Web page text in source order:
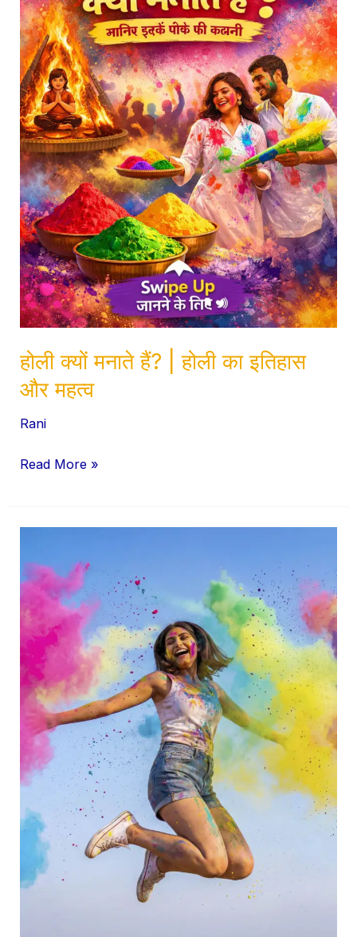
होली क्यों मनाते हैं? | होली का इतिहास
और महत्व
Rani
|
होली
का
इतिहास
और
महत्व
Read More »
और
पर्यावरण
अनुकूल
होली
मनाने
के
आसान
तरीके